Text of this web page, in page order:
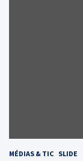
MÉDIAS & TIC SLIDE